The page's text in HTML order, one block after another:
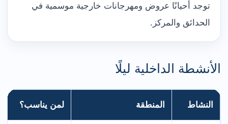
توجد أحيانًا عروض ومهرجانات خارجية موسمية في
الحدائق والمركز.
الأنشطة الداخلية ليلًا
النشاط المنطقة لمن يناسب؟